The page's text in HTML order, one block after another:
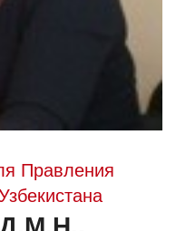
Правления